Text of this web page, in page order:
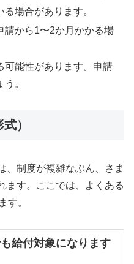
場合があります。
請から1〜2か月かかる場
可能性があります。申請
。
）
、制度が複雑なぶん、さま
ます。ここでは、よくある
す。
給付対象になります